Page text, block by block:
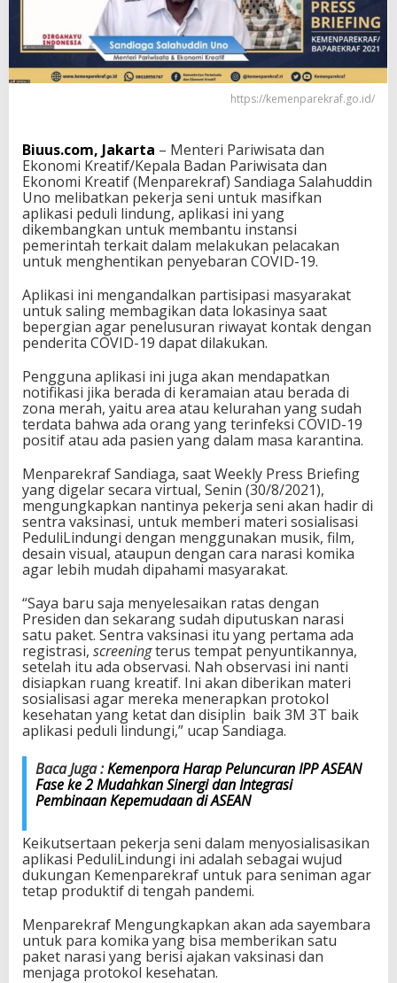
i
M
e
n
e
k
r
a
f
M
e
l
b
a
t
k
n
P
e
k
e
j
a
S
e
n
i
U
t
u
k
M
e
m
a
s
i
a
n
https://kemenparekraf.go.id/
Biuus.com, Jakarta – Menteri Pariwisata dan
Ekonomi Kreatif/Kepala Badan Pariwisata dan
Ekonomi Kreatif (Menparekraf) Sandiaga Salahuddin
Uno melibatkan pekerja seni untuk masifkan
aplikasi peduli lindung, aplikasi ini yang
dikembangkan untuk membantu instansi
pemerintah terkait dalam melakukan pelacakan
untuk menghentikan penyebaran COVID-19.
Aplikasi ini mengandalkan partisipasi masyarakat
untuk saling membagikan data lokasinya saat
bepergian agar penelusuran riwayat kontak dengan
penderita COVID-19 dapat dilakukan.
Pengguna aplikasi ini juga akan mendapatkan
notifikasi jika berada di keramaian atau berada di
zona merah, yaitu area atau kelurahan yang sudah
terdata bahwa ada orang yang terinfeksi COVID-19
positif atau ada pasien yang dalam masa karantina.
Menparekraf Sandiaga, saat Weekly Press Briefing
yang digelar secara virtual, Senin (30/8/2021),
mengungkapkan nantinya pekerja seni akan hadir di
sentra vaksinasi, untuk memberi materi sosialisasi
PeduliLindungi dengan menggunakan musik, film,
desain visual, ataupun dengan cara narasi komika
agar lebih mudah dipahami masyarakat.
“Saya baru saja menyelesaikan ratas dengan
Presiden dan sekarang sudah diputuskan narasi
satu paket. Sentra vaksinasi itu yang pertama ada
registrasi, screeningterus tempat penyuntikannya,
setelah itu ada observasi. Nah observasi ini nanti
disiapkan ruang kreatif. Ini akan diberikan materi
sosialisasi agar mereka menerapkan protokol
kesehatan yang ketat dan disiplin baik 3M 3T baik
aplikasi peduli lindungi,” ucap Sandiaga.
Baca Juga :Kemenpora Harap Peluncuran IPP ASEAN
Fase ke 2 Mudahkan Sinergi dan Integrasi
Pembinaan Kepemudaan di ASEAN
Keikutsertaan pekerja seni dalam menyosialisasikan
aplikasi PeduliLindungi ini adalah sebagai wujud
dukungan Kemenparekraf untuk para seniman agar
tetap produktif di tengah pandemi.
Menparekraf Mengungkapkan akan ada sayembara
untuk para komika yang bisa memberikan satu
paket narasi yang berisi ajakan vaksinasi dan
menjaga protokol kesehatan.